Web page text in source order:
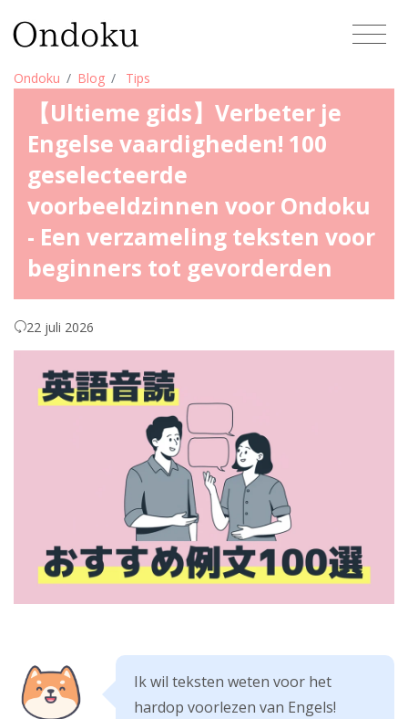
Ondoku Blog Tips
【Ultieme gids】Verbeter je
Engelse vaardigheden! 100
geselecteerde
voorbeeldzinnen voor Ondoku
- Een verzameling teksten voor
beginners tot gevorderden
22 juli 2026
Ik wil teksten weten voor het
hardop voorlezen van Engels!